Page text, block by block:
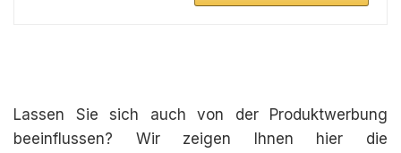
Lassen Sie sich auch von der Produktwerbung
beeinflussen? Wir zeigen Ihnen hier die